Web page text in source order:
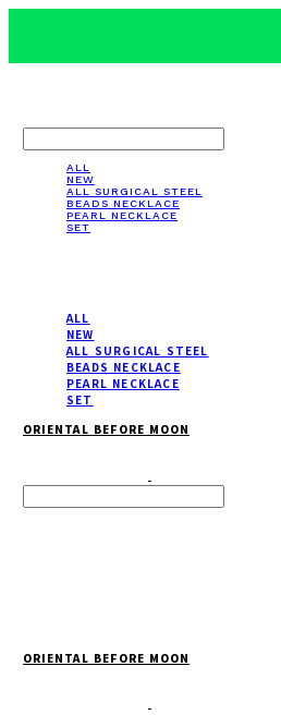
ALL
NEW
ALL SURGICAL STEEL
BEADS NECKLACE
PEARL NECKLACE
SET
ALL
NEW
ALL SURGICAL STEEL
BEADS NECKLACE
PEARL NECKLACE
SET
ORIENTAL BEFORE MOON
ORIENTAL BEFORE MOON